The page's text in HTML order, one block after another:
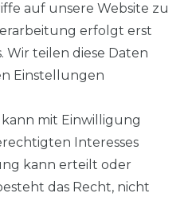
auf unsere Website zu
erfolgt erst
Wir teilen diese Daten
Einstellungen
mit Einwilligung
Interesses
kann erteilt oder
das Recht, nicht